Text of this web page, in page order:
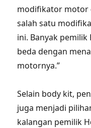
modifikator motor
salah satu
ini. Banyak
beda dengan
motornya.”
Selain body kit,
juga menjadi
kalangan pemilik